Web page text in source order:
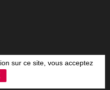
sur ce site, vous acceptez